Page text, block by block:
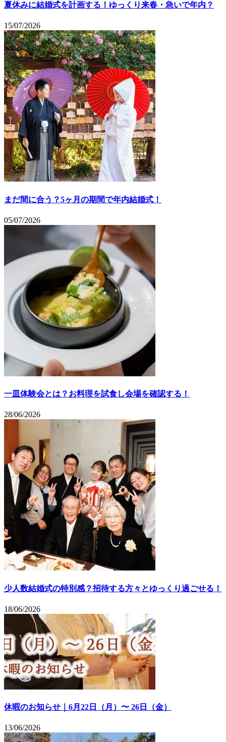
夏休みに結婚式を計画する！ゆっくり来春・急いで年内？
15/07/2026
まだ間に合う？5ヶ月の期間で年内結婚式！
05/07/2026
一皿体験会とは？お料理を試食し会場を確認する！
28/06/2026
少人数結婚式の特別感？招待する方々とゆっくり過ごせる！
18/06/2026
休暇のお知らせ｜6月22日（月）〜 26日（金）
13/06/2026